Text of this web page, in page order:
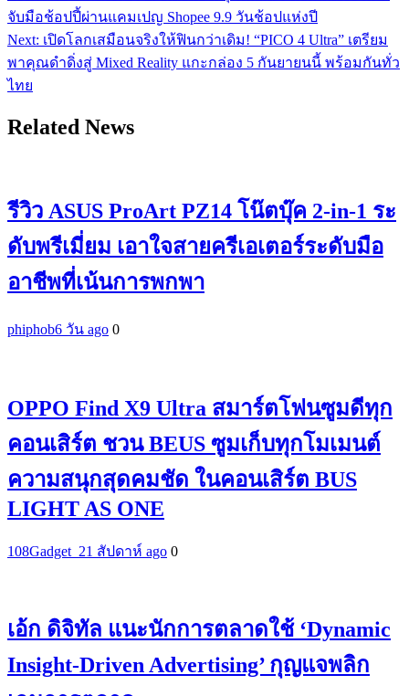
เรื่อง
จับมือช้อปปี้ผ่านแคมเปญ Shopee 9.9 วันช้อปแห่งปี
Next: เปิดโลกเสมือนจริงให้ฟินกว่าเดิม! “PICO 4 Ultra” เตรียม
พาคุณดำดิ่งสู่ Mixed Reality แกะกล่อง 5 กันยายนนี้ พร้อมกันทั่ว
ไทย
Related News
รีวิว ASUS ProArt PZ14 โน๊ตบุ๊ค 2-in-1 ระ
ดับพรีเมี่ยม เอาใจสายครีเอเตอร์ระดับมือ
อาชีพที่เน้นการพกพา
phiphob6 วัน ago 0
OPPO Find X9 Ultra สมาร์ตโฟนซูมดีทุก
คอนเสิร์ต ชวน BEUS ซูมเก็บทุกโมเมนต์
ความสนุกสุดคมชัด ในคอนเสิร์ต BUS
LIGHT AS ONE
108Gadget_21 สัปดาห์ ago 0
เอ้ก ดิจิทัล แนะนักการตลาดใช้ ‘Dynamic
Insight-Driven Advertising’ กุญแจพลิก